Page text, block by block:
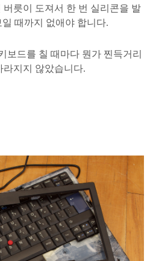
버릇이 도져서 한 번 실리콘을 발
일 때까지 없애야 합니다.
보드를 칠 때마다 뭔가 찐득거리
라지지 않았습니다.